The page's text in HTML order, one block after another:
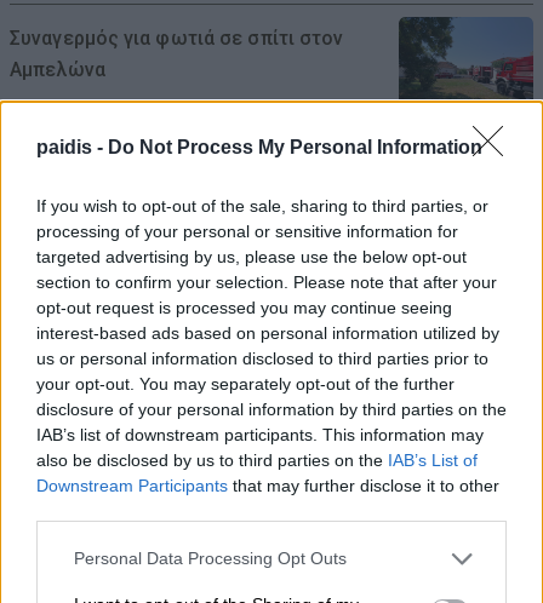
paidis - Do Not Process My Personal Information
If you wish to opt-out of the sale, sharing to third parties, or
processing of your personal or sensitive information for
targeted advertising by us, please use the below opt-out
section to confirm your selection. Please note that after your
opt-out request is processed you may continue seeing
interest-based ads based on personal information utilized by
us or personal information disclosed to third parties prior to
your opt-out. You may separately opt-out of the further
disclosure of your personal information by third parties on the
IAB’s list of downstream participants. This information may
also be disclosed by us to third parties on the IAB’s List of
Downstream Participants that may further disclose it to other
Personal Data Processing Opt Outs
Συναγερμός για φωτιά σε σπίτι στον
Αμπελώνα
γίνεται πράξη. Εξασφαλίστηκε η
χρηματοδότηση 1,2 εκατ. € για το
Δημοτικό Κτίριο Συκουρίου»
08/08/2026 , 10:53
«Πόσα θέλεις για το κορίτσι;»: Τουρίστας
στην Κρήτη ζητά… τιμή για να ασελγήσει
σε ανήλικη, τι καταγγέλλει ο ιδιοκτήτης
επιχείρησης
ΣΥΦΩΕΛ: Χάθηκαν 153,74 εκατ. € για τις